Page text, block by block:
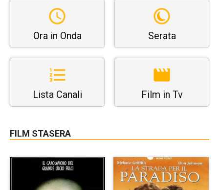
Ora in Onda Serata
Lista Canali Film in Tv
FILM STASERA